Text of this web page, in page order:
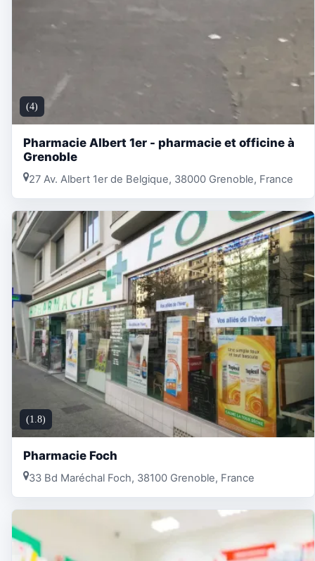
(4)
Pharmacie Albert 1er - pharmacie et officine à
Grenoble
27 Av. Albert 1er de Belgique, 38000 Grenoble, France
(1.8)
Pharmacie Foch
33 Bd Maréchal Foch, 38100 Grenoble, France